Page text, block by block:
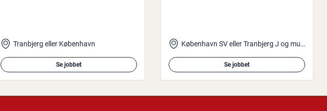
Tranbjerg eller København
Se jobbet
København SV eller Tranbjerg J og mulighed for hjemmearbejde
Se jobbet